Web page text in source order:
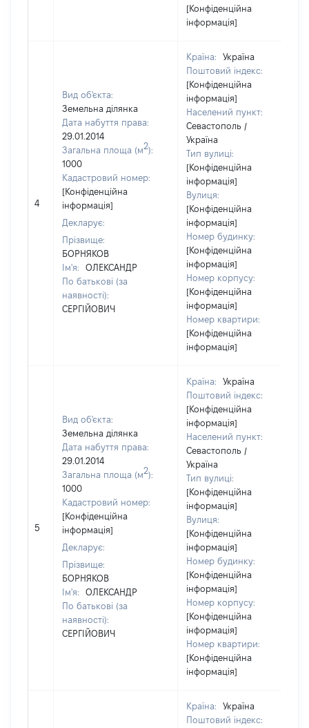
[Конфіденційна
інформація]
4
Вид об'єкта:
Земельна ділянка
Дата набуття права:
29.01.2014
Загальна площа (м2):
1000
Кадастровий номер:
[Конфіденційна
інформація]
Декларує:
Прізвище:
БОРНЯКОВ
Ім'я:
ОЛЕКСАНДР
По батькові (за
наявності):
СЕРГІЙОВИЧ
Країна:
Україна
Поштовий індекс:
[Конфіденційна
інформація]
Населений пункт:
Севастополь /
Україна
Тип вулиці:
[Конфіденційна
інформація]
Вулиця:
[Конфіденційна
інформація]
Номер будинку:
[Конфіденційна
інформація]
Номер корпусу:
[Конфіденційна
інформація]
Номер квартири:
[Конфіденційна
інформація]
5
Вид об'єкта:
Земельна ділянка
Дата набуття права:
29.01.2014
Загальна площа (м2):
1000
Кадастровий номер:
[Конфіденційна
інформація]
Декларує:
Прізвище:
БОРНЯКОВ
Ім'я:
ОЛЕКСАНДР
По батькові (за
наявності):
СЕРГІЙОВИЧ
Країна:
Україна
Поштовий індекс:
[Конфіденційна
інформація]
Населений пункт:
Севастополь /
Україна
Тип вулиці:
[Конфіденційна
інформація]
Вулиця:
[Конфіденційна
інформація]
Номер будинку:
[Конфіденційна
інформація]
Номер корпусу:
[Конфіденційна
інформація]
Номер квартири:
[Конфіденційна
інформація]
Країна:
Україна
Поштовий індекс: